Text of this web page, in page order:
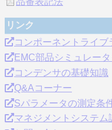
リンク
コンポーネントライブ
EMC部品シミュレー
コンデンサの基礎知識
Q&Aコーナー
Sパラメータの測定条
マネジメントシステム